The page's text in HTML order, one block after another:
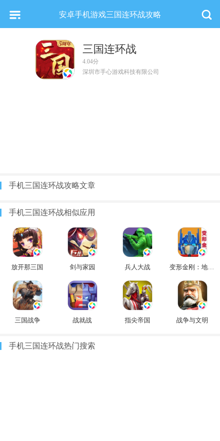
安卓手机游戏三国连环战攻略
三国连环战
4.04分
深圳市手心游戏科技有限公司
手机三国连环战攻略文章
手机三国连环战相似应用
放开那三国 剑与家园 兵人大战 变形金刚：地球之战
三国战争 战就战 指尖帝国 战争与文明
手机三国连环战热门搜索